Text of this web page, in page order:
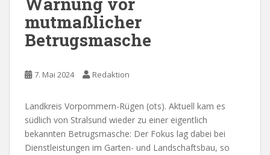
mutmaßlicher
Betrugsmasche
7. Mai 2024 Redaktion
Landkreis Vorpommern-Rügen (ots). Aktuell kam es
südlich von Stralsund wieder zu einer eigentlich
bekannten Betrugsmasche: Der Fokus lag dabei bei
Dienstleistungen im Garten- und Landschaftsbau, so